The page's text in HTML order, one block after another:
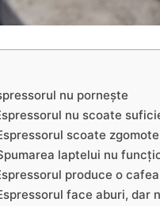
nu pornește
nu scoate
scoate
laptelui nu
produce o
face aburi, dar